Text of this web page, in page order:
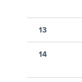
13
14